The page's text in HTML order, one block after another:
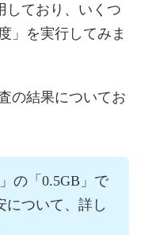
しており、いくつ
」を実行してみま
の結果についてお
」の「0.5GB」で
について、詳し